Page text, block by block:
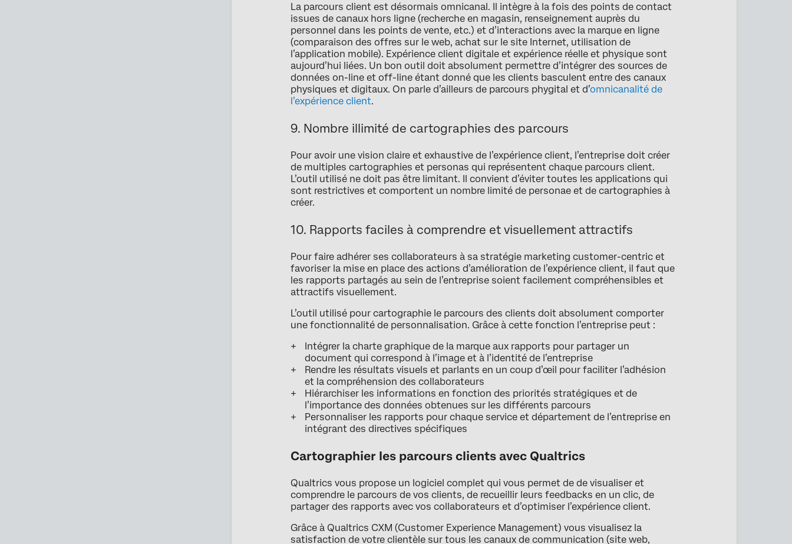
La parcours client est désormais omnicanal. Il intègre à la fois des points de contact
issues de canaux hors ligne (recherche en magasin, renseignement auprès du
personnel dans les points de vente, etc.) et d’interactions avec la marque en ligne
(comparaison des offres sur le web, achat sur le site Internet, utilisation de
l’application mobile). Expérience client digitale et expérience réelle et physique sont
aujourd’hui liées. Un bon outil doit absolument permettre d’intégrer des sources de
données on-line et off-line étant donné que les clients basculent entre des canaux
physiques et digitaux. On parle d’ailleurs de parcours phygital et d’omnicanalité de
l’expérience client.
9. Nombre illimité de cartographies des parcours
Pour avoir une vision claire et exhaustive de l’expérience client, l’entreprise doit créer
de multiples cartographies et personas qui représentent chaque parcours client.
L’outil utilisé ne doit pas être limitant. Il convient d’éviter toutes les applications qui
sont restrictives et comportent un nombre limité de personae et de cartographies à
créer.
10. Rapports faciles à comprendre et visuellement attractifs
Pour faire adhérer ses collaborateurs à sa stratégie marketing customer-centric et
favoriser la mise en place des actions d’amélioration de l’expérience client, il faut que
les rapports partagés au sein de l’entreprise soient facilement compréhensibles et
attractifs visuellement.
L’outil utilisé pour cartographie le parcours des clients doit absolument comporter
une fonctionnalité de personnalisation. Grâce à cette fonction l’entreprise peut :
Intégrer la charte graphique de la marque aux rapports pour partager un
document qui correspond à l’image et à l’identité de l’entreprise
Rendre les résultats visuels et parlants en un coup d’œil pour faciliter l’adhésion
et la compréhension des collaborateurs
Hiérarchiser les informations en fonction des priorités stratégiques et de
l’importance des données obtenues sur les différents parcours
Personnaliser les rapports pour chaque service et département de l’entreprise en
intégrant des directives spécifiques
Cartographier les parcours clients avec Qualtrics
Qualtrics vous propose un logiciel complet qui vous permet de de visualiser et
comprendre le parcours de vos clients, de recueillir leurs feedbacks en un clic, de
partager des rapports avec vos collaborateurs et d’optimiser l’expérience client.
Grâce à Qualtrics CXM (Customer Experience Management) vous visualisez la
satisfaction de votre clientèle sur tous les canaux de communication (site web,